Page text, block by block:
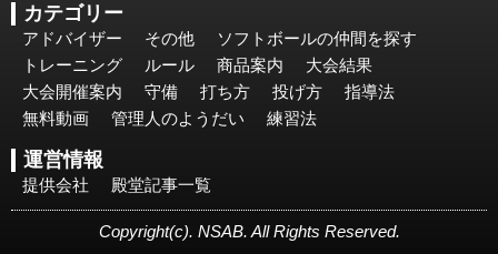
カテゴリー
アドバイザー その他
ソフトボールの仲間を探す
トレーニング
ルール 商品案内
大会結果
大会開催案内
守備 打ち方 投げ方
指導法
無料動画
管理人のようだい 練習法
運営情報
提供会社 殿堂記事一覧
Copyright(c). NSAB. All Rights Reserved.